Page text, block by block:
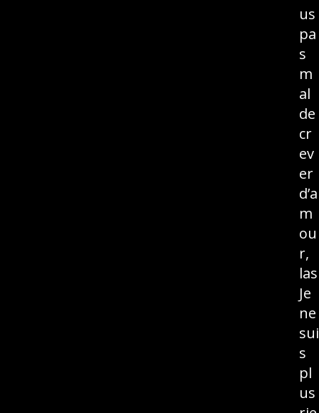
us
pa
s
m
al
de
cr
ev
er
d’a
m
ou
r,
las
Je
ne
sui
s
pl
us